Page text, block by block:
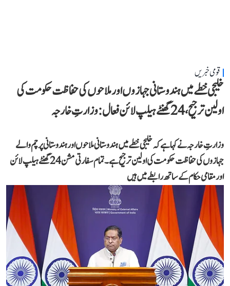
قومی خبریں
خلیجی خطے میں ہندوستانی جہازوں اور ملاحوں کی حفاظت حکومت کی
اولین ترجیح، 24 گھنٹے ہیلپ لائن فعال: وزارتِ خارجہ
وزارتِ خارجہ نے کہا ہے کہ خلیجی خطے میں ہندوستانی ملاحوں اور ہندوستانی پرچم والے
جہازوں کی حفاظت حکومت کی اولین ترجیح ہے۔ تمام سفارتی مشن 24 گھنٹے ہیلپ لائن
اور مقامی حکام کے ساتھ رابطے میں ہیں